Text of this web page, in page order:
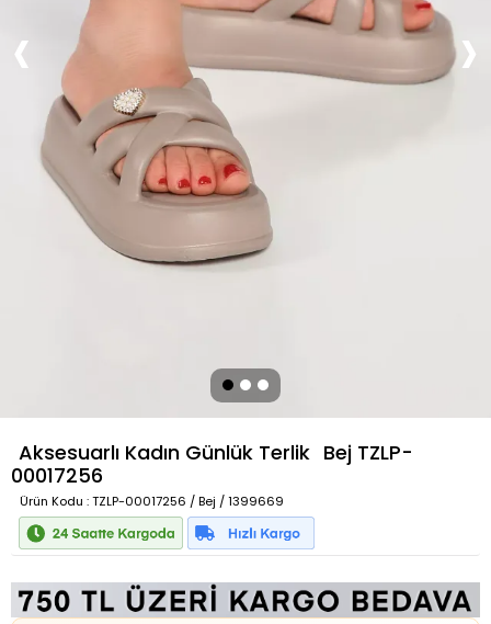
Aksesuarlı Kadın Günlük Terlik Bej TZLP-
00017256
Ürün Kodu : TZLP-00017256 / Bej / 1399669